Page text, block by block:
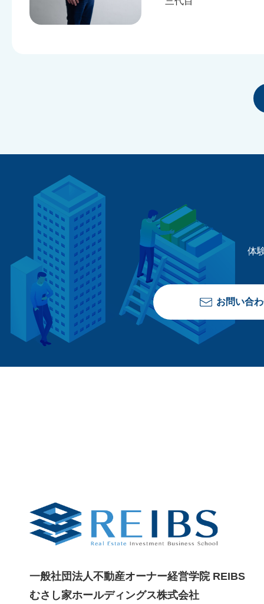
体
お問い合
一般社団法人不動産オーナー経営学院 REIBS
むさし家ホールディングス株式会社